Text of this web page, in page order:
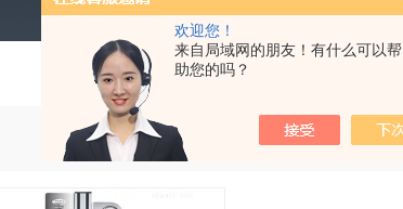
欢迎您！
来自局域网的朋友！有什么可以帮
助您的吗？